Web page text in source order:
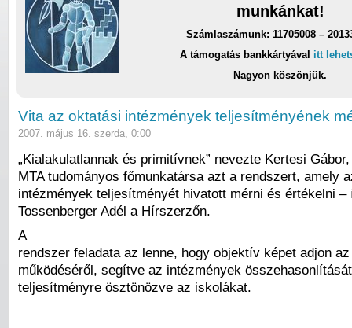
munkánkat!
Számlaszámunk: 11705008 –
A támogatás bankkártyával itt
Nagyon köszönjük.
Vita az oktatási intézmények teljesítményének
2007. május 16. szerda, 0:00
„Kialakulatlannak és primitívnek” nevezte Kertesi
MTA tudományos főmunkatársa azt a rendszert, amely
intézmények teljesítményét hivatott mérni és értékelni –
Tossenberger Adél a Hírszerzőn.
A
rendszer feladata az lenne, hogy objektív képet adjon
működéséről, segítve az intézmények
teljesítményre ösztönözve az iskolákat.